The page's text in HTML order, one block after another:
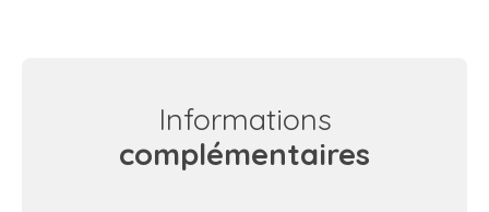
Informations
complémentaires